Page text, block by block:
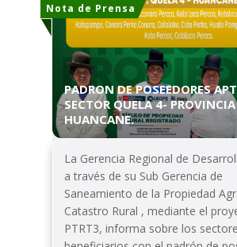
Nota de Prensa
PADRON DE POSEEDORES
SECTOR QUELA 4- PROVINCIA
HUANCANE.
La Gerencia Regional de
a través de su Sub Gerencia de
Saneamiento de la Propiedad
Catastro Rural , mediante el
PTRT3, informa sobre los